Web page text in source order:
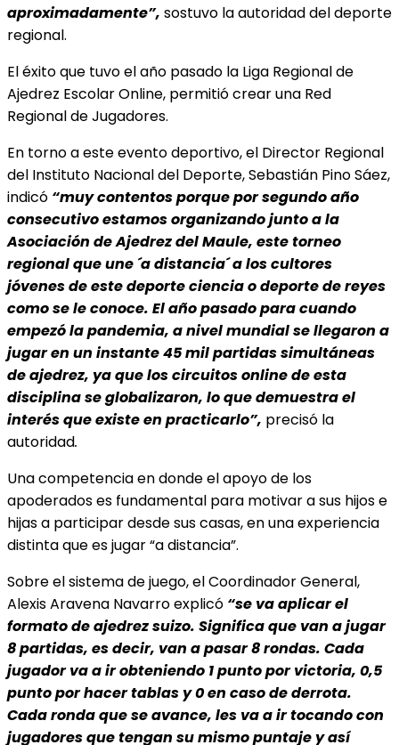
aproximadamente”, sostuvo la autoridad del deporte
regional.
El éxito que tuvo el año pasado la Liga Regional de
Ajedrez Escolar Online, permitió crear una Red
Regional de Jugadores.
En torno a este evento deportivo, el Director Regional
del Instituto Nacional del Deporte, Sebastián Pino Sáez,
indicó “muy contentos porque por segundo año
consecutivo estamos organizando junto a la
Asociación de Ajedrez del Maule, este torneo
regional que une ´a distancia´ a los cultores
jóvenes de este deporte ciencia o deporte de reyes
como se le conoce. El año pasado para cuando
empezó la pandemia, a nivel mundial se llegaron a
jugar en un instante 45 mil partidas simultáneas
de ajedrez, ya que los circuitos online de esta
disciplina se globalizaron, lo que demuestra el
interés que existe en practicarlo”, precisó la
autoridad.
Una competencia en donde el apoyo de los
apoderados es fundamental para motivar a sus hijos e
hijas a participar desde sus casas, en una experiencia
distinta que es jugar “a distancia”.
Sobre el sistema de juego, el Coordinador General,
Alexis Aravena Navarro explicó “se va aplicar el
formato de ajedrez suizo. Significa que van a jugar
8 partidas, es decir, van a pasar 8 rondas. Cada
jugador va a ir obteniendo 1 punto por victoria, 0,5
punto por hacer tablas y 0 en caso de derrota.
Cada ronda que se avance, les va a ir tocando con
jugadores que tengan su mismo puntaje y así